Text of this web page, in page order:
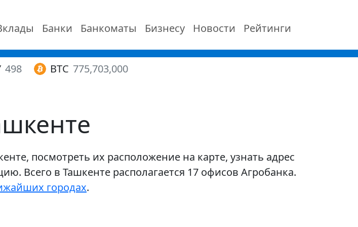
Банки Банкоматы Бизнесу Новости Рейтинги
498 BTC 775,703,000
посмотреть их расположение на карте, узнать адрес
Всего в Ташкенте располагается 17 офисов Агробанка.
городах.